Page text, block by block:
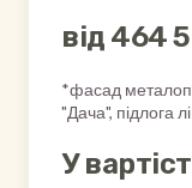
від 464
*фасад
"Дача", підлога
У